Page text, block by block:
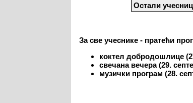
Остали
За све учеснике - пратећи
коктел добродошлице
свечана вечера (29.
музички програм (28.